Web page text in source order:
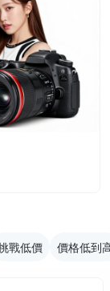
戰低價 價格低到